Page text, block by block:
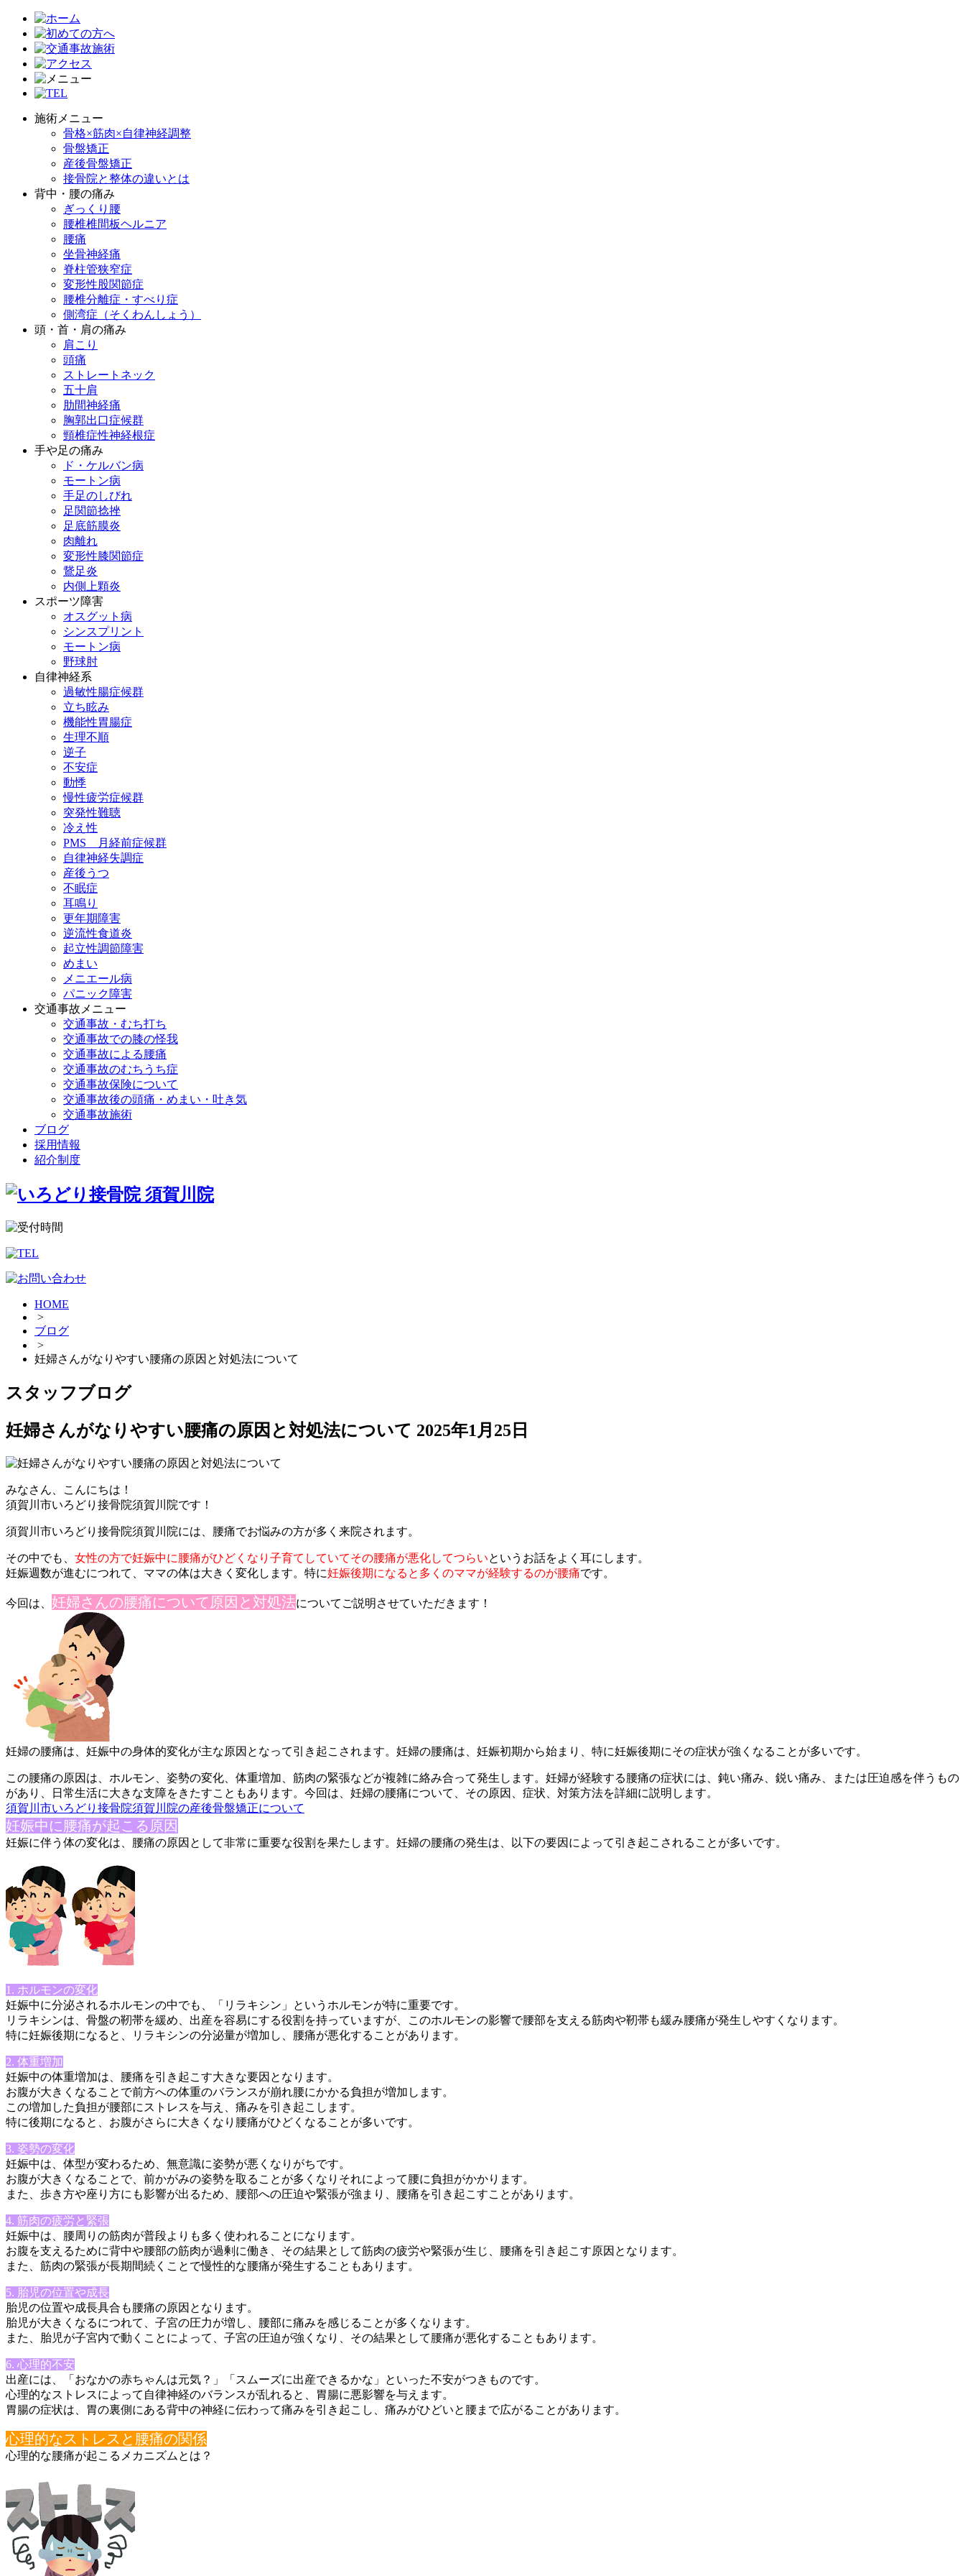
施術メニュー
骨格×筋肉×自律神経調整
骨盤矯正
産後骨盤矯正
接骨院と整体の違いとは
背中・腰の痛み
ぎっくり腰
腰椎椎間板ヘルニア
腰痛
坐骨神経痛
脊柱管狭窄症
変形性股関節症
腰椎分離症・すべり症
側湾症（そくわんしょう）
頭・首・肩の痛み
肩こり
頭痛
ストレートネック
五十肩
肋間神経痛
胸郭出口症候群
頸椎症性神経根症
手や足の痛み
ド・ケルバン病
モートン病
手足のしびれ
足関節捻挫
足底筋膜炎
肉離れ
変形性膝関節症
鵞足炎
内側上顆炎
スポーツ障害
オスグット病
シンスプリント
モートン病
野球肘
自律神経系
過敏性腸症候群
立ち眩み
機能性胃腸症
生理不順
逆子
不安症
動悸
慢性疲労症候群
突発性難聴
冷え性
PMS 月経前症候群
自律神経失調症
産後うつ
不眠症
耳鳴り
更年期障害
逆流性食道炎
起立性調節障害
めまい
メニエール病
パニック障害
交通事故メニュー
交通事故・むち打ち
交通事故での膝の怪我
交通事故による腰痛
交通事故のむちうち症
交通事故保険について
交通事故後の頭痛・めまい・吐き気
交通事故施術
ブログ
採用情報
紹介制度
HOME
>
ブログ
>
妊婦さんがなりやすい腰痛の原因と対処法について
スタッフブログ
妊婦さんがなりやすい腰痛の原因と対処法について 2025年1月25日
みなさん、こんにちは！
須賀川市いろどり接骨院須賀川院です！
須賀川市いろどり接骨院須賀川院には、腰痛でお悩みの方が多く来院されます。
その中でも、 女性の方で妊娠中に腰痛がひどくなり子育てしていてその腰痛が悪化してつらいというお話をよく耳にします。
妊娠週数が進むにつれて、ママの体は大きく変化します。特に妊娠後期になると多くのママが経験するのが腰痛です。
今回は、 妊婦さんの腰痛について原因と対処法についてご説明させていただきます！
妊婦の腰痛は、妊娠中の身体的変化が主な原因となって引き起こされます。妊婦の腰痛は、妊娠初期から始まり、特に妊娠後期にその症状が強くなることが多いです。
この腰痛の原因は、ホルモン、 姿勢の変化、体重増加、筋肉の緊張などが複雑に絡み合って発生し ます。妊婦が経験する腰痛の症状には、鈍い痛み、鋭い痛み、または圧迫感を伴うもの
があり、日常生活に大きな支障をきたすこともあります。今回は、妊婦の腰痛について、その原因、症状、対策方法を詳細に説明します。
須賀川市いろどり接骨院須賀川院の産後骨盤矯正について
妊娠中に腰痛が起こる原因
妊娠に伴う体の変化は、腰痛の原因として非常に重要な役割を果た します。妊婦の腰痛の発生は、以下の要因によって引き起こされる ことが多いです。
1. ホルモンの変化
妊娠中に分泌されるホルモンの中でも、「リラキシン」というホルモンが特に重要です。
リラキシンは、骨盤の靭帯を緩め、出産を容易にする役割を持っていますが、このホルモンの影響で腰部を支える筋肉や靭帯も緩み腰痛が発生しやすくなります。
特に妊娠後期になると、リラキシンの分泌量が増加し、腰痛が悪化することがあります。
2. 体重増加
妊娠中の体重増加は、腰痛を引き起こす大きな要因となります。
お腹が大きくなることで前方への体重のバランスが崩れ腰にかかる負担が増加します。
この増加した負担が腰部にストレスを与え、痛みを引き起こします。
特に後期になると、お腹がさらに大きくなり腰痛がひどくなること が多いです。
3. 姿勢の変化
妊娠中は、体型が変わるため、無意識に姿勢が悪くなりがちです。
お腹が大きくなることで、前かがみの姿勢を取ることが多くなりそれによって腰に負担がかかります。
また、歩き方や座り方にも影響が出るため、腰部への圧迫や緊張が強まり、腰痛を引き起こすことがあります。
4. 筋肉の疲労と緊張
妊娠中は、腰周りの筋肉が普段よりも多く使われることになります。
お腹を支えるために背中や腰部の筋肉が過剰に働き、その結果として筋肉の疲労や緊張が生じ、腰痛を引き起こす原因となります。
また、筋肉の緊張が長期間続くことで慢性的な腰痛が発生すること もあります。
5. 胎児の位置や成長
胎児の位置や成長具合も腰痛の原因となります。
胎児が大きくなるにつれて、子宮の圧力が増し、腰部に痛みを感じ ることが多くなります。
また、胎児が子宮内で動くことによって、子宮の圧迫が強くなり、 その結果として腰痛が悪化することもあります。
6. 心理的不安
出産には、「おなかの赤ちゃんは元気？」「スムーズに出産できるかな」といった不安がつきものです。
心理的なストレスによって自律神経のバランスが乱れると、胃腸に悪影響を与えます。
胃腸の症状は、胃の裏側にある背中の神経に伝わって痛みを引き起こし、痛みがひどいと腰まで広がることがあります。
心理的なストレスと腰痛の関係
心理的な腰痛が起こるメカニズムとは？